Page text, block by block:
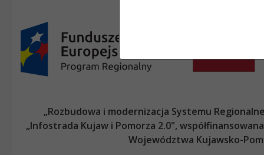
„Rozbudowa i modernizacja Systemu
„Infostrada Kujaw i Pomorza 2.0",
Województwa Kujawsko-